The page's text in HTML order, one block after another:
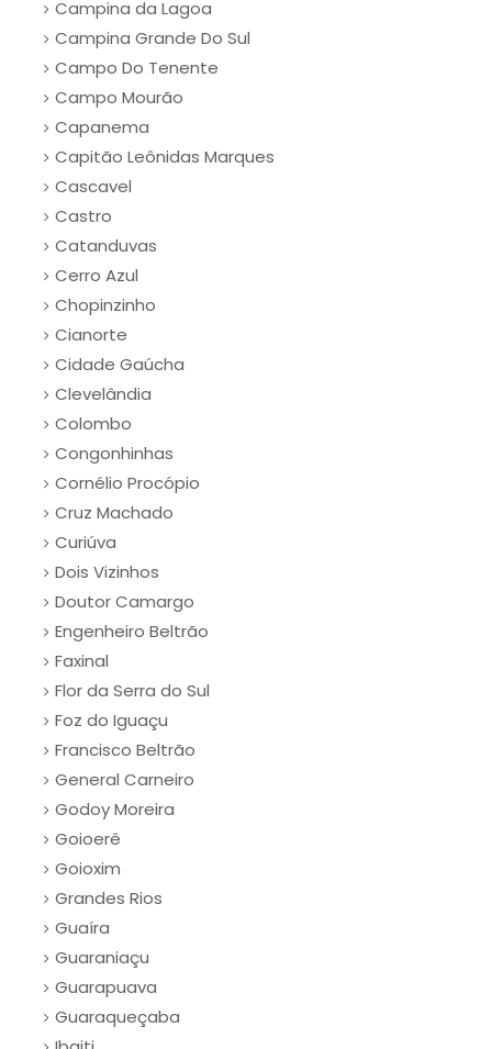
Campina da Lagoa
Campina Grande Do Sul
Campo Do Tenente
Campo Mourão
Capanema
Capitão Leônidas Marques
Cascavel
Castro
Catanduvas
Cerro Azul
Chopinzinho
Cianorte
Cidade Gaúcha
Clevelândia
Colombo
Congonhinhas
Cornélio Procópio
Cruz Machado
Curiúva
Dois Vizinhos
Doutor Camargo
Engenheiro Beltrão
Faxinal
Flor da Serra do Sul
Foz do Iguaçu
Francisco Beltrão
General Carneiro
Godoy Moreira
Goioerê
Goioxim
Grandes Rios
Guaíra
Guaraniaçu
Guarapuava
Guaraqueçaba